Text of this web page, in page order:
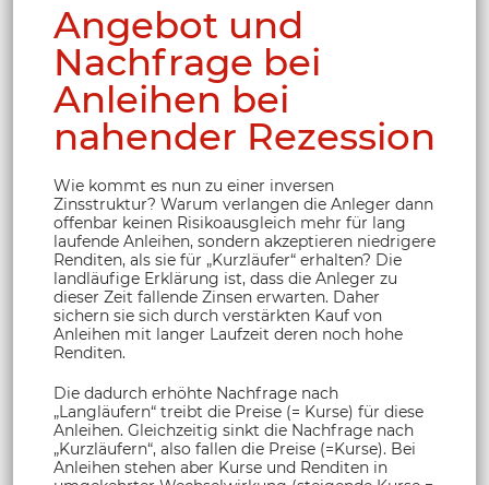
Angebot und
Nachfrage bei
Anleihen bei
nahender Rezession
Wie kommt es nun zu einer inversen
Zinsstruktur? Warum verlangen die Anleger dann
offenbar keinen Risikoausgleich mehr für lang
laufende Anleihen, sondern akzeptieren niedrigere
Renditen, als sie für „Kurzläufer“ erhalten? Die
landläufige Erklärung ist, dass die Anleger zu
dieser Zeit fallende Zinsen erwarten. Daher
sichern sie sich durch verstärkten Kauf von
Anleihen mit langer Laufzeit deren noch hohe
Renditen.
Die dadurch erhöhte Nachfrage nach
„Langläufern“ treibt die Preise (= Kurse) für diese
Anleihen. Gleichzeitig sinkt die Nachfrage nach
„Kurzläufern“, also fallen die Preise (=Kurse). Bei
Anleihen stehen aber Kurse und Renditen in